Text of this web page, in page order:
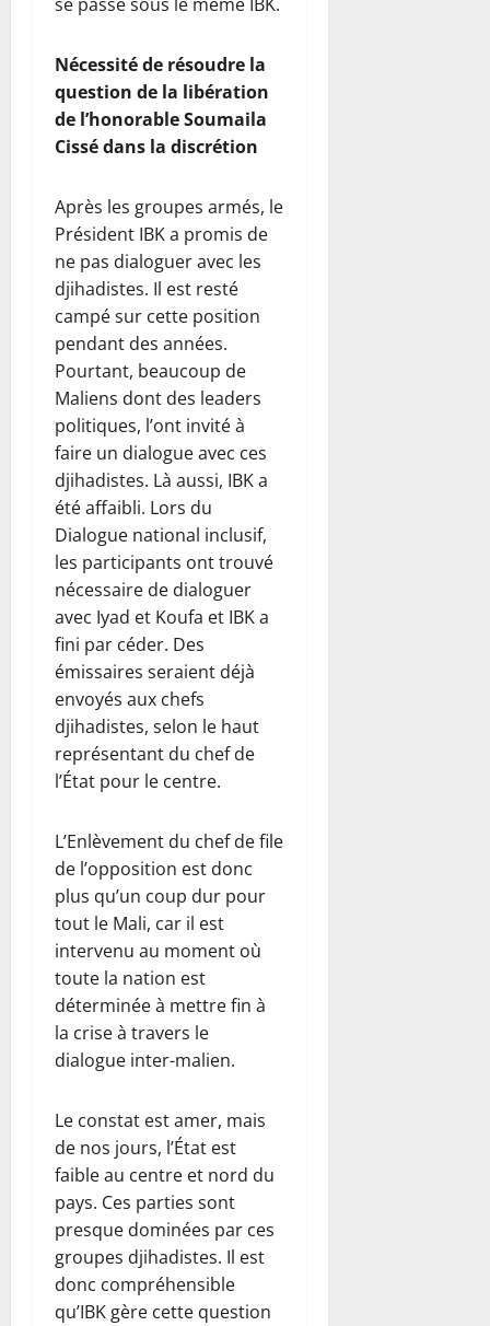
se passe sous le même IBK.
Nécessité de résoudre la
question de la libération
de l’honorable Soumaila
Cissé dans la discrétion
Après les groupes armés, le
Président IBK a promis de
ne pas dialoguer avec les
djihadistes. Il est resté
campé sur cette position
pendant des années.
Pourtant, beaucoup de
Maliens dont des leaders
politiques, l’ont invité à
faire un dialogue avec ces
djihadistes. Là aussi, IBK a
été affaibli. Lors du
Dialogue national inclusif,
les participants ont trouvé
nécessaire de dialoguer
avec Iyad et Koufa et IBK a
fini par céder. Des
émissaires seraient déjà
envoyés aux chefs
djihadistes, selon le haut
représentant du chef de
l’État pour le centre.
L’Enlèvement du chef de file
de l’opposition est donc
plus qu’un coup dur pour
tout le Mali, car il est
intervenu au moment où
toute la nation est
déterminée à mettre fin à
la crise à travers le
dialogue inter-malien.
Le constat est amer, mais
de nos jours, l’État est
faible au centre et nord du
pays. Ces parties sont
presque dominées par ces
groupes djihadistes. Il est
donc compréhensible
qu’IBK gère cette question